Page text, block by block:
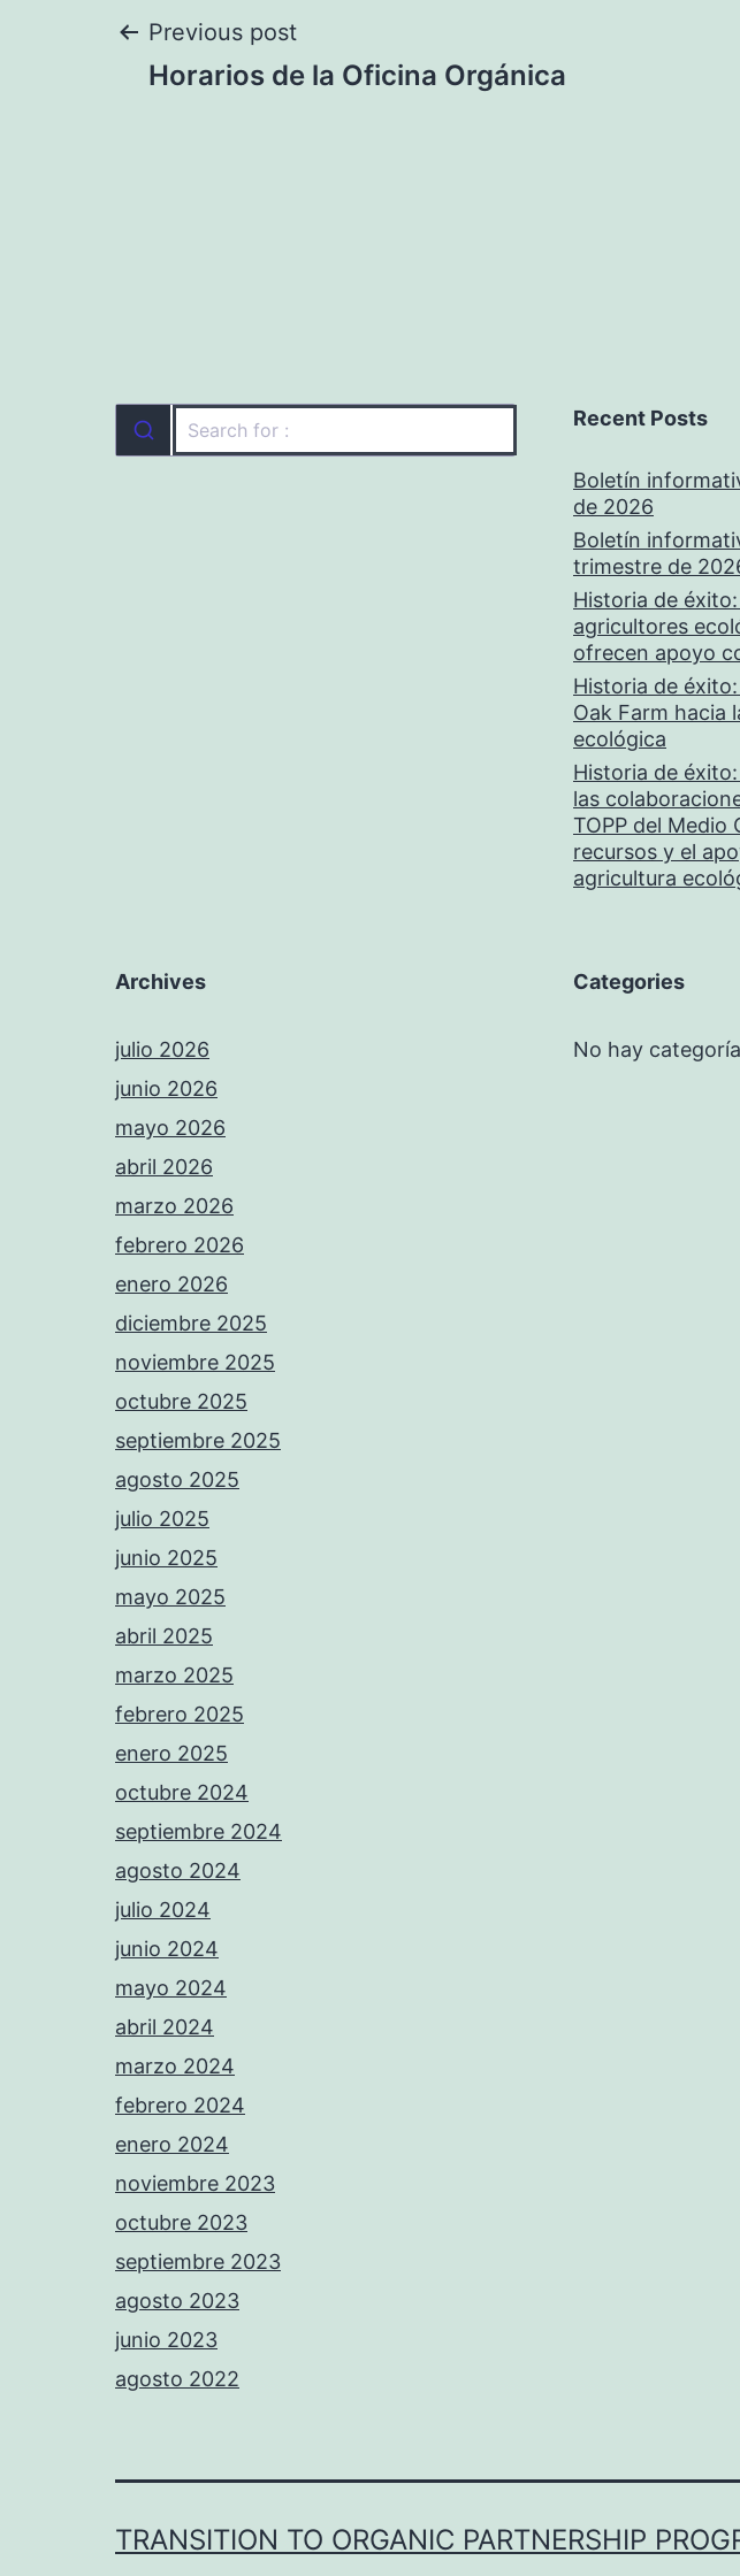
Navegación
Previous post
Horarios de la Oficina Orgánica
Recent Posts
Boletín
de 2026
Boletín
trimestre de
Historia de
agricultores
ofrecen apoyo
Historia de
Oak Farm hacia
ecológica
Historia de
las
TOPP del Medio
recursos y el
agricultura
Archives
julio 2026
junio 2026
mayo 2026
abril 2026
marzo 2026
febrero 2026
enero 2026
diciembre 2025
noviembre 2025
octubre 2025
septiembre 2025
agosto 2025
julio 2025
junio 2025
mayo 2025
abril 2025
marzo 2025
febrero 2025
enero 2025
octubre 2024
septiembre 2024
agosto 2024
julio 2024
junio 2024
mayo 2024
abril 2024
marzo 2024
febrero 2024
enero 2024
noviembre 2023
octubre 2023
septiembre 2023
agosto 2023
junio 2023
agosto 2022
Categories
No hay
TRANSITION TO ORGANIC PARTNERSHIP